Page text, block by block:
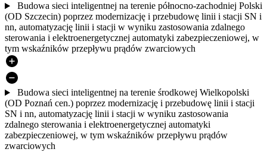
Budowa sieci inteligentnej na terenie północno-zachodniej Polski
(OD Szczecin) poprzez modernizację i przebudowę linii i stacji SN i
nn, automatyzację linii i stacji w wyniku zastosowania zdalnego
sterowania i elektroenergetycznej automatyki zabezpieczeniowej, w
tym wskaźników przepływu prądów zwarciowych
Budowa sieci inteligentnej na terenie środkowej Wielkopolski
(OD Poznań cen.) poprzez modernizację i przebudowę linii i stacji
SN i nn, automatyzację linii i stacji w wyniku zastosowania
zdalnego sterowania i elektroenergetycznej automatyki
zabezpieczeniowej, w tym wskaźników przepływu prądów
zwarciowych